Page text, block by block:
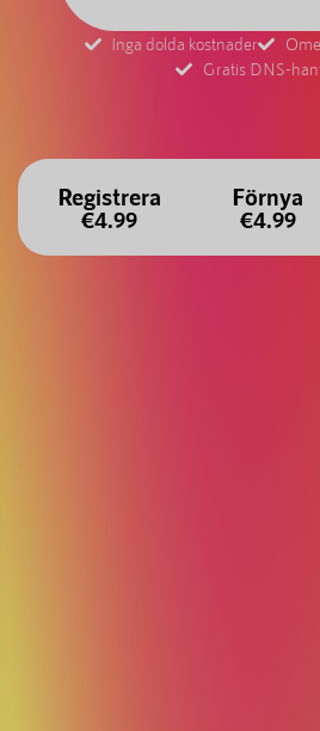
Inga dolda kostnader
Gratis DNS-
Registrera
€4.99
Förnya
€4.99